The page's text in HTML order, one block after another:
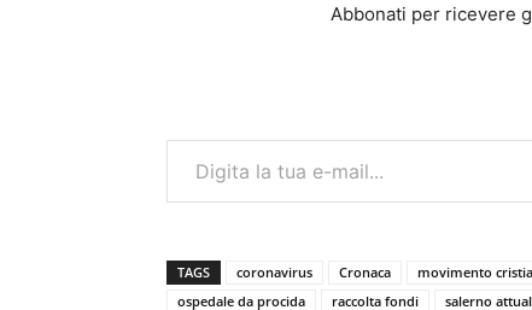
Abbonati per ricevere
Digita la tua e-mail...
TAGS coronavirus Cronaca movimento
ospedale da procida
raccolta fondi salerno